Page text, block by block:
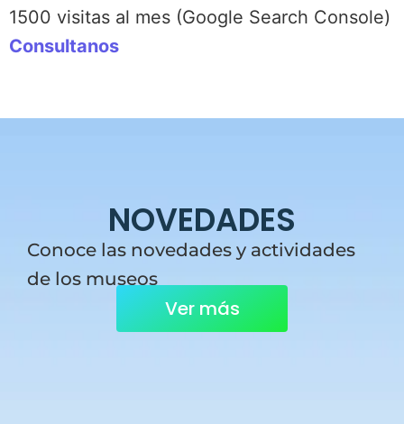
1500 visitas al mes (Google Search Console)
Consultanos
NOVEDADES
Conoce las novedades y actividades
de los museos
Ver más